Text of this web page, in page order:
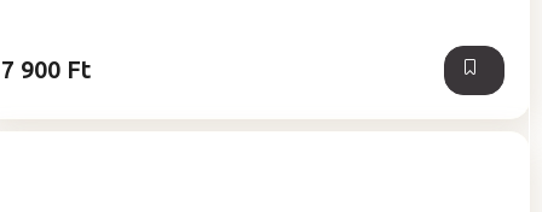
7 900 Ft